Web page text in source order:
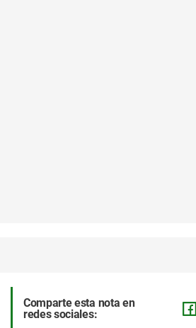
Comparte esta nota en
redes sociales: